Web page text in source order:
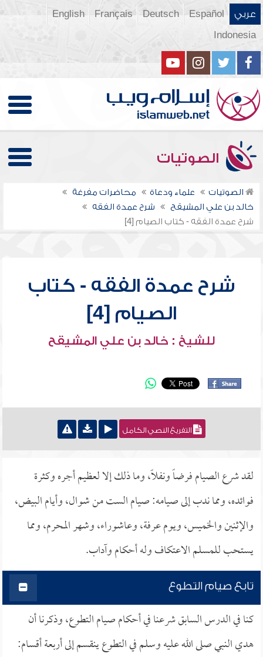
عربي Español
Deutsch
Français
English
Indonesia
الصوتيات
الصوتيات علماء ودعاة
محاضرات مفرغة
خالد بن علي المشيقح
شرح عمدة الفقه
شرح عمدة الفقه - كتاب الصيام [4]
شرح عمدة الفقه - كتاب
الصيام [4]
للشيخ : خالد بن علي المشيقح
التفريغ النصي الكامل
لقد شرع الصيام فرضاً ونفلاً، وما ذلك إلا لعظيم أجره وكثرة
فوائده، ومما ندب إلى صيامه: صيام الست من شوال، وأيام البيض،
والإثنين والخميس، ويوم عرفة، وعاشوراء، وشهر المحرم، ومما
يستحب للمسلم الاعتكاف وله أحكام وآداب.
تابع صيام التطوع
كنا في الدرس السابق شرعنا في أحكام صيام التطوع، وذكرنا أن
هدي النبي صلى الله عليه وسلم في التطوع ينقسم إلى أربعة أقسام: